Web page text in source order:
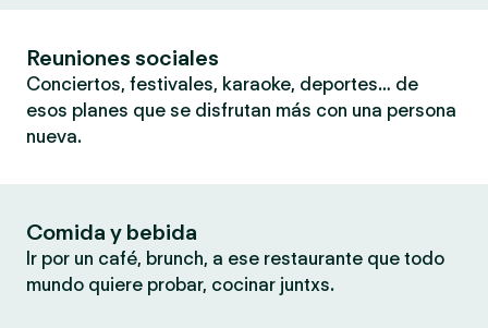
Reuniones sociales
Conciertos, festivales, karaoke, deportes… de
esos planes que se disfrutan más con una persona
nueva.
Comida y bebida
Ir por un café, brunch, a ese restaurante que todo
mundo quiere probar, cocinar juntxs.